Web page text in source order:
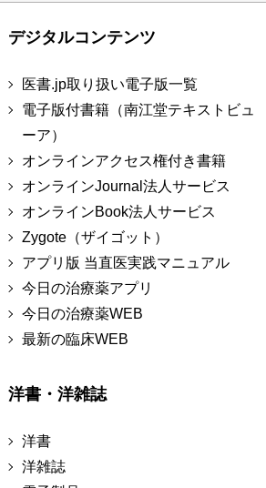
デジタルコンテンツ
医書.jp取り扱い電子版一覧
電子版付書籍（南江堂テキストビュ
ーア）
オンラインアクセス権付き書籍
オンラインJournal法人サービス
オンラインBook法人サービス
Zygote（ザイゴット）
アプリ版 当直医実践マニュアル
今日の治療薬アプリ
今日の治療薬WEB
最新の臨床WEB
洋書・洋雑誌
洋書
洋雑誌